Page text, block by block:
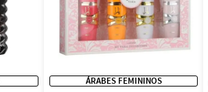
ÁRABES FEMININOS